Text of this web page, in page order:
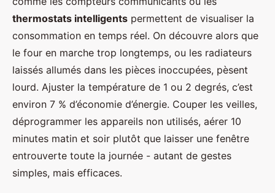
thermostats intelligents permettent de visualiser la
consommation en temps réel. On découvre alors que
le four en marche trop longtemps, ou les radiateurs
laissés allumés dans les pièces inoccupées, pèsent
lourd. Ajuster la température de 1 ou 2 degrés, c’est
environ 7 % d’économie d’énergie. Couper les veilles,
déprogrammer les appareils non utilisés, aérer 10
minutes matin et soir plutôt que laisser une fenêtre
entrouverte toute la journée - autant de gestes
simples, mais efficaces.